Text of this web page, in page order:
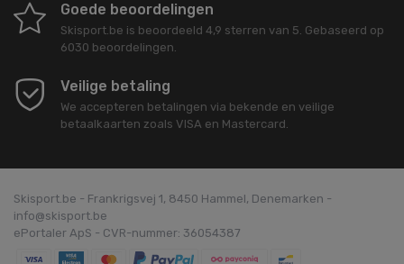
Goede beoordelingen
Skisport.be is beoordeeld 4,9 sterren van 5. Gebaseerd op
6030 beoordelingen.
Veilige betaling
We accepteren betalingen via bekende en veilige
betaalkaarten zoals VISA en Mastercard.
Skisport.be - Frankrigsvej 1, 8450 Hammel, Denemarken -
info@skisport.be
ePortaler ApS - CVR-nummer: 36054387